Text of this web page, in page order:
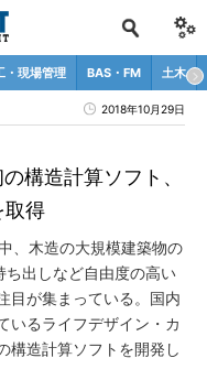
・現場管理 BAS・FM 土木
2018年10月29日
構造計算ソフト、
取得
、木造の大規模建築物の
出しなど自由度の高い
目が集まっている。国内
いるライフデザイン・カ
構造計算ソフトを開発し